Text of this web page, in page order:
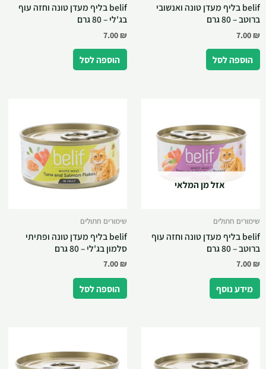
belif בליף מעדן טונה ואנשובי
ברוטב – 80 גרם
7.00₪
הוספה לסל
belif בליף מעדן טונה וחזה עוף
בג'לי – 80 גרם
7.00₪
הוספה לסל
אזל מן המלאי
שימורים חתולים
belif בליף מעדן טונה וחזה עוף
ברוטב – 80 גרם
7.00₪
מידע נוסף
שימורים חתולים
belif בליף מעדן טונה ופתיתי
סלמון בג'לי – 80 גרם
7.00₪
הוספה לסל